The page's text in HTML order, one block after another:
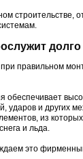
строительстве,
долго
правильном
и других
из
и льда.
это